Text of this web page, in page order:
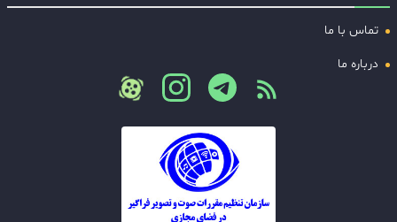
تماس با ما
درباره ما